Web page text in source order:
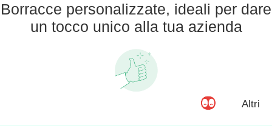
Borracce personalizzate, ideali per dare
un tocco unico alla tua azienda
Altri